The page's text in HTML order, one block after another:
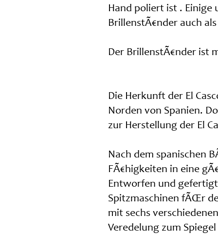
Hand poliert ist . Einige
BrillenstÃ€nder auch
Der BrillenstÃ€nder ist
Die Herkunft der El
Norden von Spanien.
zur Herstellung der El
Nach dem spanischen
FÃ€higkeiten in eine
Entworfen und
Spitzmaschinen fÃŒr
mit sechs
Veredelung zum